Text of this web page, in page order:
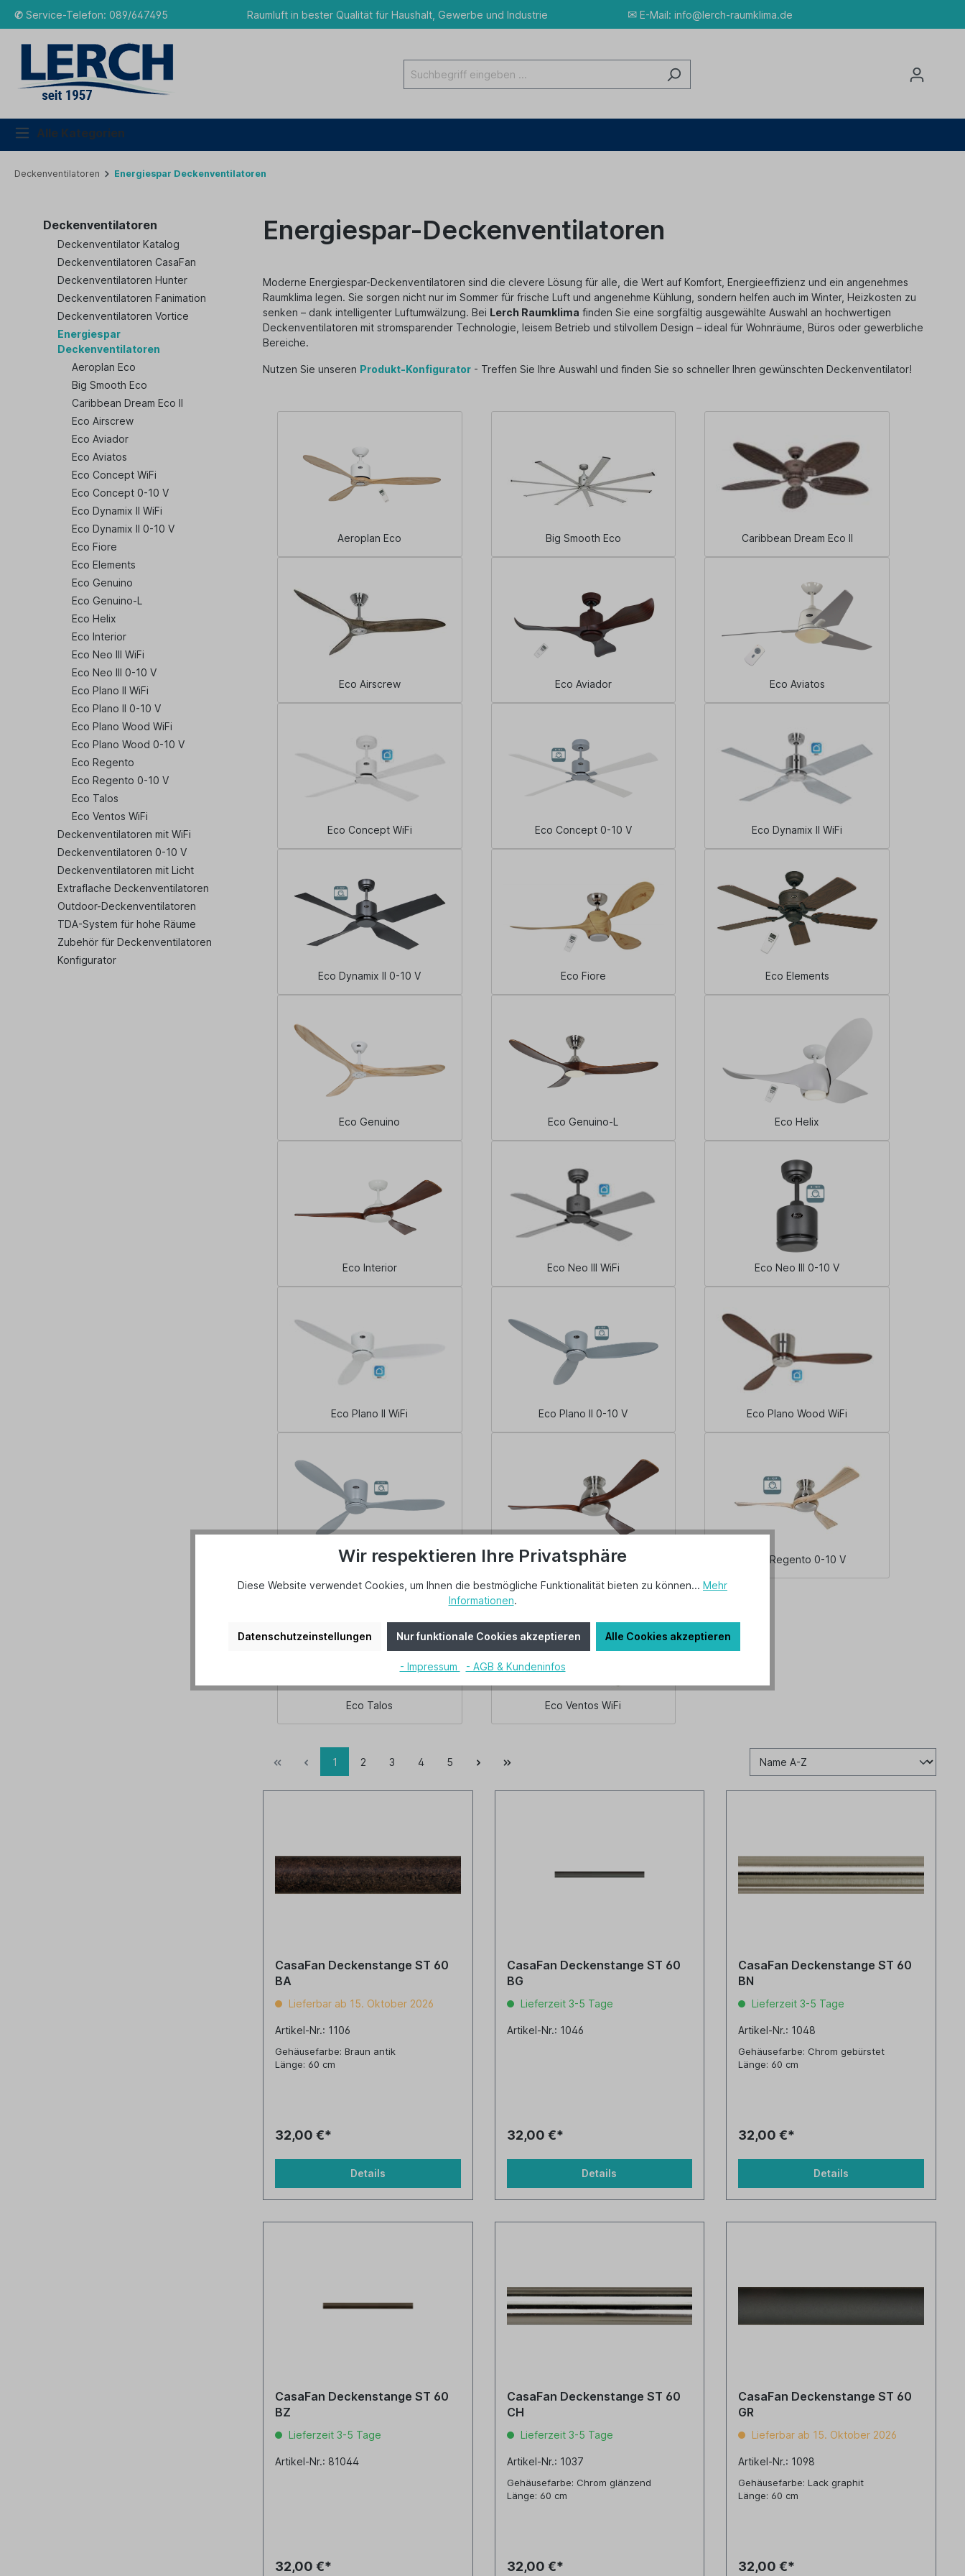
✆ Service-Telefon: 089/647495 Raumluft in bester Qualität für Haushalt, Gewerbe und Industrie ✉E-Mail: info@lerch-raumklima.de
Alle Kategorien
Deckenventilatoren Energiespar Deckenventilatoren
Deckenventilatoren
Deckenventilator Katalog
Deckenventilatoren CasaFan
Deckenventilatoren Hunter
Deckenventilatoren Fanimation
Deckenventilatoren Vortice
Energiespar
Deckenventilatoren
Aeroplan Eco
Big Smooth Eco
Caribbean Dream Eco II
Eco Airscrew
Eco Aviador
Eco Aviatos
Eco Concept WiFi
Eco Concept 0-10 V
Eco Dynamix II WiFi
Eco Dynamix II 0-10 V
Eco Fiore
Eco Elements
Eco Genuino
Eco Genuino-L
Eco Helix
Eco Interior
Eco Neo III WiFi
Eco Neo III 0-10 V
Eco Plano II WiFi
Eco Plano II 0-10 V
Eco Plano Wood WiFi
Eco Plano Wood 0-10 V
Eco Regento
Eco Regento 0-10 V
Eco Talos
Eco Ventos WiFi
Deckenventilatoren mit WiFi
Deckenventilatoren 0-10 V
Deckenventilatoren mit Licht
Extraflache Deckenventilatoren
Outdoor-Deckenventilatoren
TDA-System für hohe Räume
Zubehör für Deckenventilatoren
Konfigurator
Energiespar-Deckenventilatoren
Moderne Energiespar-Deckenventilatoren sind die clevere Lösung für alle, die Wert auf Komfort, Energieeffizienz und ein angenehmes
Raumklima legen. Sie sorgen nicht nur im Sommer für frische Luft und angenehme Kühlung, sondern helfen auch im Winter, Heizkosten zu
senken – dank intelligenter Luftumwälzung. Bei Lerch Raumklima finden Sie eine sorgfältig ausgewählte Auswahl an hochwertigen
Deckenventilatoren mit stromsparender Technologie, leisem Betrieb und stilvollem Design – ideal für Wohnräume, Büros oder gewerbliche
Bereiche.
Nutzen Sie unseren Produkt-Konfigurator - Treffen Sie Ihre Auswahl und finden Sie so schneller Ihren gewünschten Deckenventilator!
Aeroplan Eco Big Smooth Eco Caribbean Dream Eco II
Eco Airscrew Eco Aviador Eco Aviatos
Eco Concept WiFi Eco Concept 0-10 V Eco Dynamix II WiFi
Eco Dynamix II 0-10 V Eco Fiore Eco Elements
Eco Genuino Eco Genuino-L Eco Helix
Eco Interior Eco Neo III WiFi Eco Neo III 0-10 V
Eco Plano II WiFi Eco Plano II 0-10 V Eco Plano Wood WiFi
Eco Plano Wood 0-10 V Eco Regento Eco Regento 0-10 V
Eco Talos Eco Ventos WiFi
1 2 3 4 5
CasaFan Deckenstange ST 60
BA
Lieferbar ab 15. Oktober 2026
Artikel-Nr.: 1106
Gehäusefarbe: Braun antik
Länge: 60 cm
32,00 €*
Details
CasaFan Deckenstange ST 60
BG
Lieferzeit 3-5 Tage
Artikel-Nr.: 1046
32,00 €*
Details
CasaFan Deckenstange ST 60
BN
Lieferzeit 3-5 Tage
Artikel-Nr.: 1048
Gehäusefarbe: Chrom gebürstet
Länge: 60 cm
32,00 €*
Details
CasaFan Deckenstange ST 60
BZ
Lieferzeit 3-5 Tage
Artikel-Nr.: 81044
32,00 €*
CasaFan Deckenstange ST 60
CH
Lieferzeit 3-5 Tage
Artikel-Nr.: 1037
Gehäusefarbe: Chrom glänzend
Länge: 60 cm
32,00 €*
CasaFan Deckenstange ST 60
GR
Lieferbar ab 15. Oktober 2026
Artikel-Nr.: 1098
Gehäusefarbe: Lack graphit
Länge: 60 cm
32,00 €*
Wir respektieren Ihre Privatsphäre
Diese Website verwendet Cookies, um Ihnen die bestmögliche Funktionalität bieten zu können... Mehr
Informationen.
Datenschutzeinstellungen Nur funktionale Cookies akzeptieren Alle Cookies akzeptieren
- Impressum - AGB & Kundeninfos